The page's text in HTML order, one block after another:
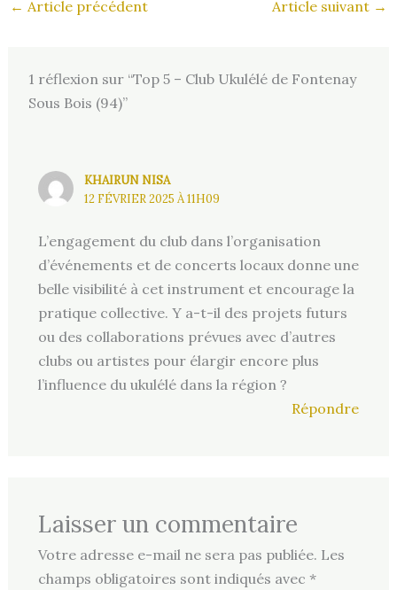
← Article précédent Article suivant →
1 réflexion sur “Top 5 – Club Ukulélé de Fontenay
Sous Bois (94)”
KHAIRUN NISA
12 FÉVRIER 2025 À 11H09
L’engagement du club dans l’organisation
d’événements et de concerts locaux donne une
belle visibilité à cet instrument et encourage la
pratique collective. Y a-t-il des projets futurs
ou des collaborations prévues avec d’autres
clubs ou artistes pour élargir encore plus
l’influence du ukulélé dans la région ?
Répondre
Laisser un commentaire
Votre adresse e-mail ne sera pas publiée. Les
champs obligatoires sont indiqués avec *